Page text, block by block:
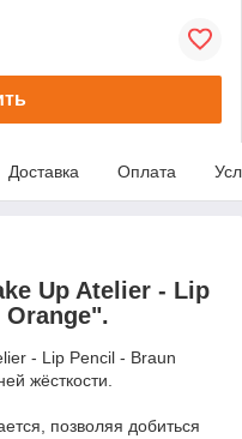
Доставка Оплата
Up Atelier - Lip
Orange".
- Lip Pencil - Braun
жёсткости.
позволяя добиться